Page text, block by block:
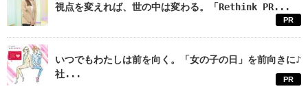
視点を変えれば、世の中は変わる。「Rethink PR...
PR
いつでもわたしは前を向く。「女の子の日」を前向きに♪
社...
PR